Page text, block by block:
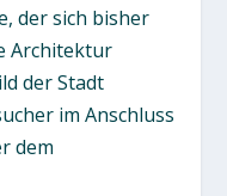
der sich bisher
Architektur
der Stadt
im Anschluss
dem